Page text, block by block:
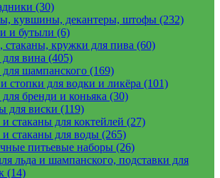
(30)
кувшины, декантеры, штофы (232)
и бутыли (6)
стаканы, кружки для пива (60)
вина (405)
шампанского (169)
стопки для водки и ликёра (101)
бренди и коньяка (30)
для виски (119)
стаканы для коктейлей (27)
стаканы для воды (265)
питьевые наборы (26)
льда и шампанского, подставки для
(14)